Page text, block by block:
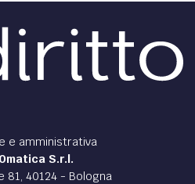
e amministrativa
S.r.l.
81, 40124 - Bologna